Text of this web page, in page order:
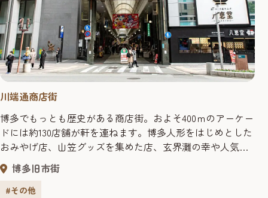
川端通商店街
博多でもっとも歴史がある商店街。およそ400ｍのアーケー
ドには約130店舗が軒を連ねます。博多人形をはじめとした
おみやげ店、山笠グッズを集めた店、玄界灘の幸や人気
ラーメン店もあり、博多散策の定番スポット。金・土・日
曜やイベント時には、商店街の中にあるイベント広場で名
物の川端ぜんざいも味わえます。夕方5時には完売するた
博多旧市街
#その他